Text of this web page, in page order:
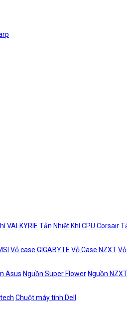
VALKYRIE Tản Nhiệt Khí CPU Corsair
Vỏ case GIGABYTE Vỏ Case NZXT
Asus Nguồn Super Flower Nguồn NZXT
Chuột máy tính Dell